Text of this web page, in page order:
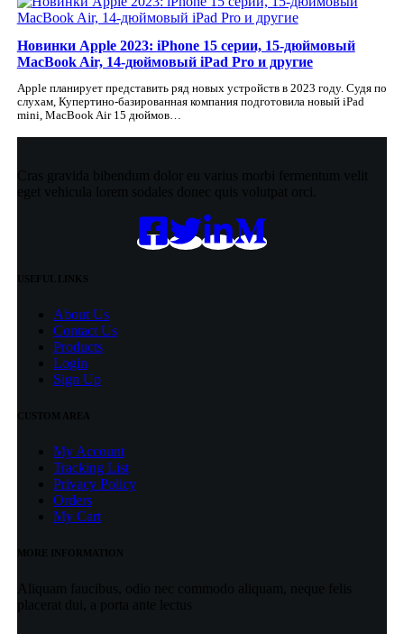
Новинки Apple 2023: iPhone 15 серии, 15-дюймовый
MacBook Air, 14-дюймовый iPad Pro и другие
Apple планирует представить ряд новых устройств в 2023 году. Судя по
слухам, Купертино-базированная компания подготовила новый iPad
mini, MacBook Air 15 дюймов…
Cras gravida bibendum dolor eu varius morbi fermentum velit
eget vehicula lorem sodales donec quis volutpat orci.
USEFUL LINKS
About Us
Contact Us
Products
Login
Sign Up
CUSTOM AREA
My Account
Tracking List
Privacy Policy
Orders
My Cart
MORE INFORMATION
Aliquam faucibus, odio nec commodo aliquam, neque felis
placerat dui, a porta ante lectus